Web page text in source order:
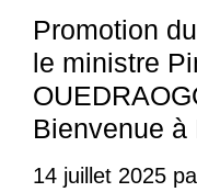
Promotion
le ministre
Bienvenue à
14 juillet 2025